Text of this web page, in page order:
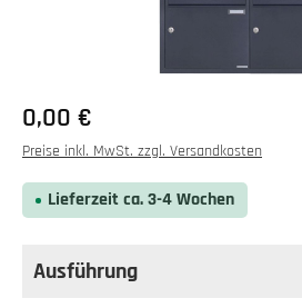
0,00 €
Preise inkl. MwSt. zzgl. Versandkosten
Lieferzeit ca. 3-4 Wochen
Ausführung